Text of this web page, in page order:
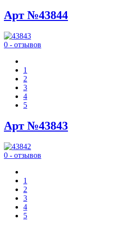
Арт №43844
0 - отзывов
1
2
3
4
5
Арт №43843
0 - отзывов
1
2
3
4
5